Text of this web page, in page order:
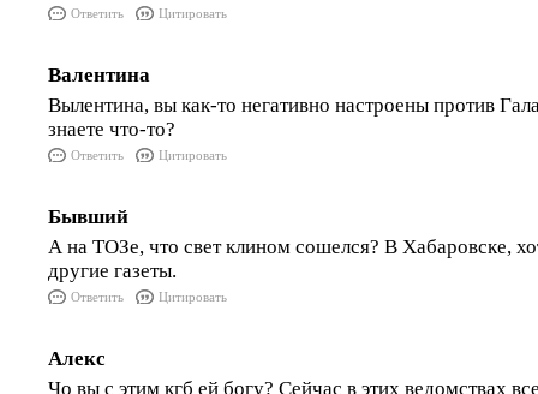
Ответить Цитировать
Валентина
Вылентина, вы как-то негативно настроены против
знаете что-то?
Ответить Цитировать
Бывший
А на ТОЗе, что свет клином сошелся? В Хабаровске,
другие газеты.
Ответить Цитировать
Алекс
Чо вы с этим кгб ей богу? Сейчас в этих ведомствах